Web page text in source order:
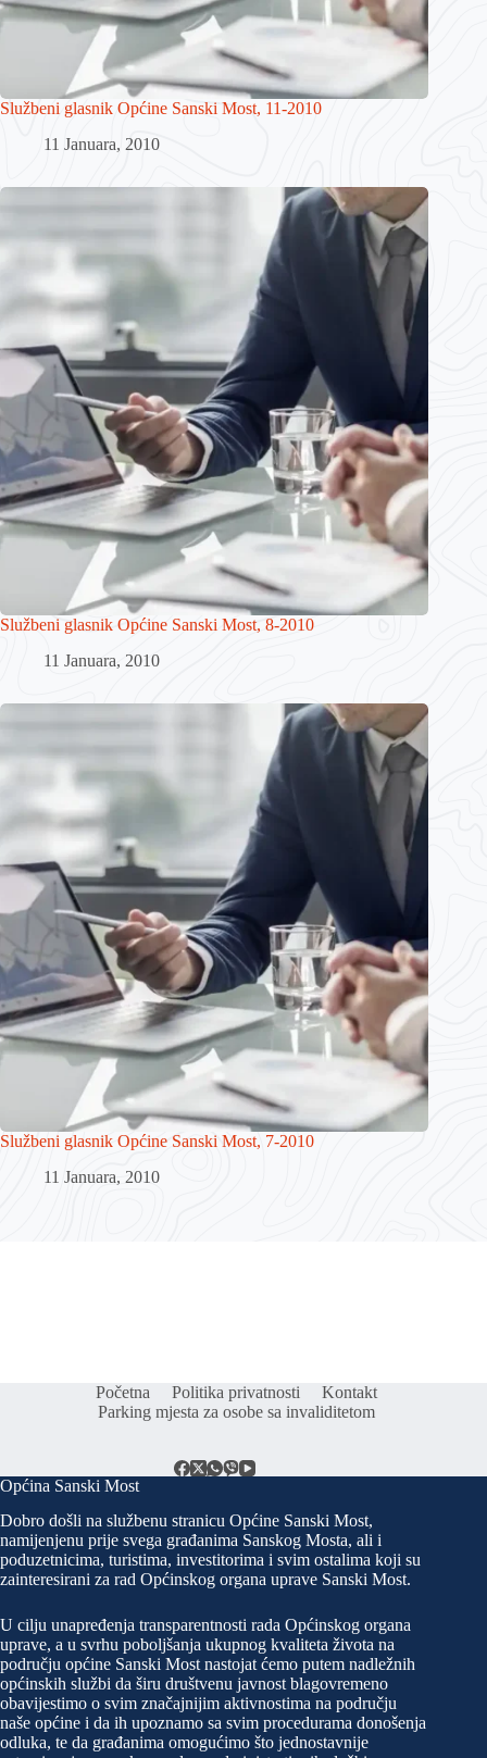
Službeni glasnik Općine Sanski Most, 11-2010
11 Januara, 2010
Službeni glasnik Općine Sanski Most, 8-2010
11 Januara, 2010
Službeni glasnik Općine Sanski Most, 7-2010
11 Januara, 2010
Početna Politika privatnosti
Kontakt
Parking mjesta za osobe sa invaliditetom
Općina Sanski Most
Dobro došli na službenu stranicu Općine Sanski Most,
namijenjenu prije svega građanima Sanskog Mosta, ali i
poduzetnicima, turistima, investitorima i svim ostalima koji su
zainteresirani za rad Općinskog organa uprave Sanski Most.
U cilju unapređenja transparentnosti rada Općinskog organa
uprave, a u svrhu poboljšanja ukupnog kvaliteta života na
području općine Sanski Most nastojat ćemo putem nadležnih
općinskih službi da širu društvenu javnost blagovremeno
obavijestimo o svim značajnijim aktivnostima na području
naše općine i da ih upoznamo sa svim procedurama donošenja
odluka, te da građanima omogućimo što jednostavnije